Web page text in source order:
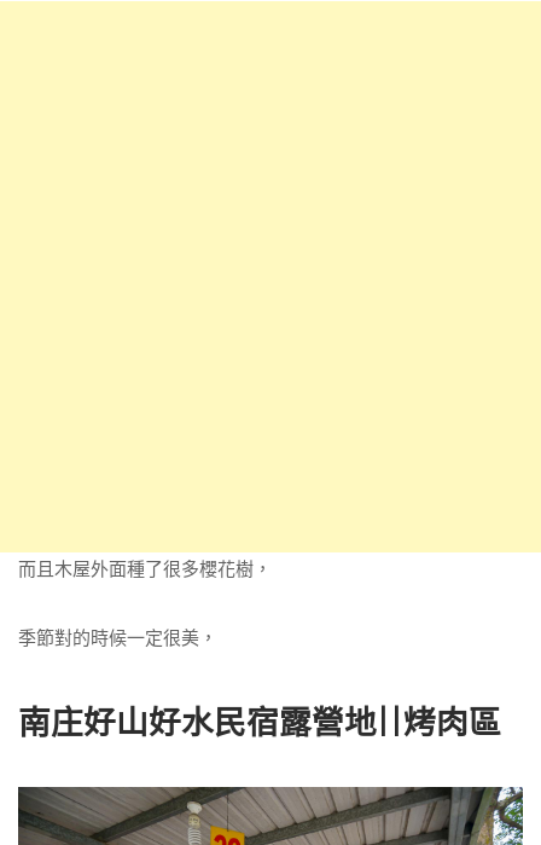
而且木屋外面種了很多櫻花樹，
季節對的時候一定很美，
南庄好山好水民宿露營地||烤肉區